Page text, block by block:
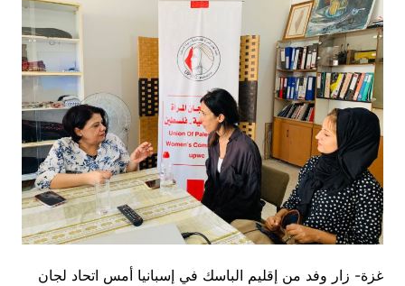
غزة- زار وفد من إقليم الباسك في إسبانيا أمس اتحاد لجان